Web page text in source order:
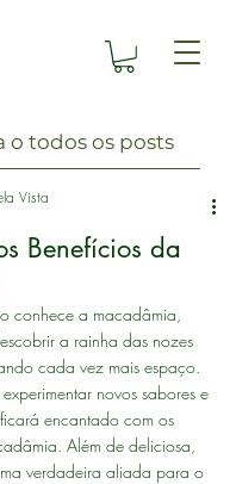
o todos os posts
Benefícios da
Vista
conhece a macadâmia,
a rainha das nozes
cada vez mais espaço.
novos sabores e
encantado com os
Além de deliciosa,
verdadeira aliada para o